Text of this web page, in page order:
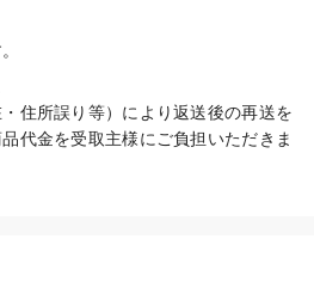
住所誤り等）により返送後の再送を
代金を受取主様にご負担いただきま